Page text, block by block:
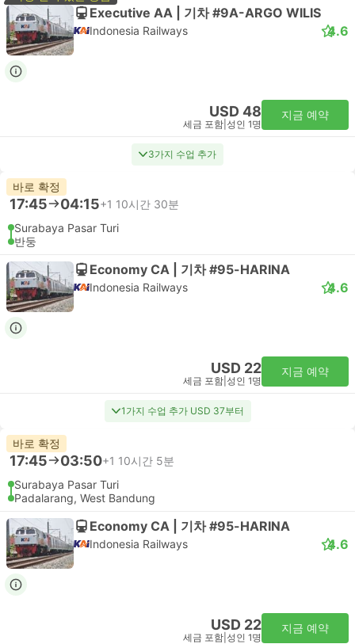
Executive AA | 기차 #9A-ARGO WILIS
Indonesia Railways 4.6
USD 48
세금 포함 성인 1명
지금 예약
3가지 수업 추가
바로 확정
17:45 04:15+1 10시간 30분
Surabaya Pasar Turi
반둥
Economy CA | 기차 #95-HARINA
Indonesia Railways 4.6
USD 22
세금 포함 성인 1명
지금 예약
1가지 수업 추가 USD 37부터
바로 확정
17:45 03:50+1 10시간 5분
Surabaya Pasar Turi
Padalarang, West Bandung
Economy CA | 기차 #95-HARINA
Indonesia Railways 4.6
USD 22
세금 포함 성인 1명
지금 예약